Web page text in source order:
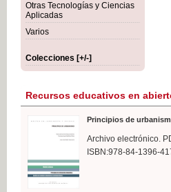
Otras Tecnologías y Ciencias
Aplicadas
Varios
Colecciones [+/-]
Recursos educativos en
Principios de
Archivo electrónico.
ISBN:978-84-1396-